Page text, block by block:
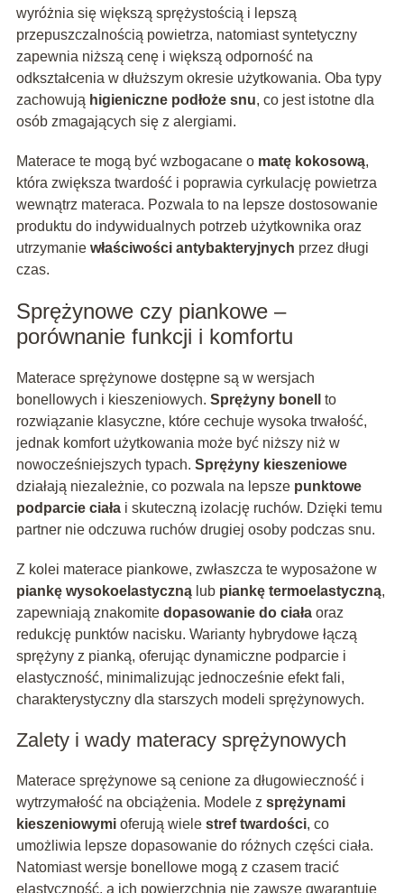
wyróżnia się większą sprężystością i lepszą
przepuszczalnością powietrza, natomiast syntetyczny
zapewnia niższą cenę i większą odporność na
odkształcenia w dłuższym okresie użytkowania. Oba typy
zachowują higieniczne podłoże snu, co jest istotne dla
osób zmagających się z alergiami.
Materace te mogą być wzbogacane o matę kokosową,
która zwiększa twardość i poprawia cyrkulację powietrza
wewnątrz materaca. Pozwala to na lepsze dostosowanie
produktu do indywidualnych potrzeb użytkownika oraz
utrzymanie właściwości antybakteryjnych przez długi
czas.
Sprężynowe czy piankowe –
porównanie funkcji i komfortu
Materace sprężynowe dostępne są w wersjach
bonellowych i kieszeniowych. Sprężyny bonell
to
rozwiązanie klasyczne, które cechuje wysoka trwałość,
jednak komfort użytkowania może być niższy niż w
nowocześniejszych typach. Sprężyny kieszeniowe
działają niezależnie, co pozwala na lepsze punktowe
podparcie ciałai skuteczną izolację ruchów. Dzięki temu
partner nie odczuwa ruchów drugiej osoby podczas snu.
Z kolei materace piankowe, zwłaszcza te wyposażone w
piankę wysokoelastycznąlub piankę termoelastyczną,
zapewniają znakomite dopasowanie do ciałaoraz
redukcję punktów nacisku. Warianty hybrydowe łączą
sprężyny z pianką, oferując dynamiczne podparcie i
elastyczność, minimalizując jednocześnie efekt fali,
charakterystyczny dla starszych modeli sprężynowych.
Zalety i wady materacy sprężynowych
Materace sprężynowe są cenione za długowieczność i
wytrzymałość na obciążenia. Modele z sprężynami
kieszeniowymioferują wiele stref twardości, co
umożliwia lepsze dopasowanie do różnych części ciała.
Natomiast wersje bonellowe mogą z czasem tracić
elastyczność, a ich powierzchnia nie zawsze gwarantuje